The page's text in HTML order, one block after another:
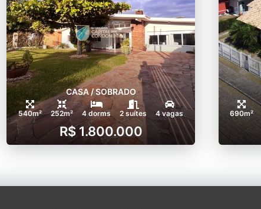
CASA / SOBRADO
540m² 252m² 4 dorms 2 suítes 4 vagas
R$ 1.800.000
690m²